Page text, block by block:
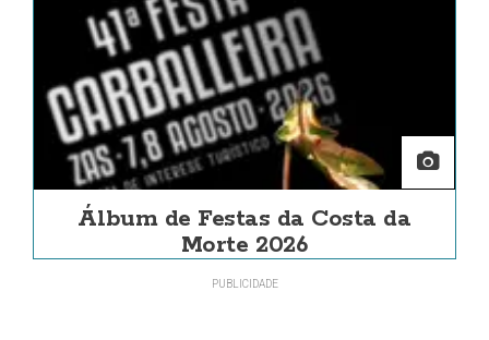
Álbum de Festas da Costa da
Morte 2026